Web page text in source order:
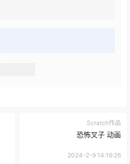
Scratch作品
恐怖叉子 动画
2024-2-9 14:16:26